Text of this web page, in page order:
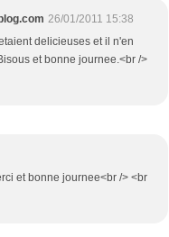
26/01/2011 15:38
delicieuses et il n'en
et bonne journee.<br />
et bonne journee<br /> <br